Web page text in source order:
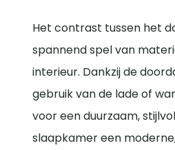
Het contrast tussen het
spannend spel van
interieur. Dankzij de
gebruik van de lade of
voor een duurzaam,
slaapkamer een